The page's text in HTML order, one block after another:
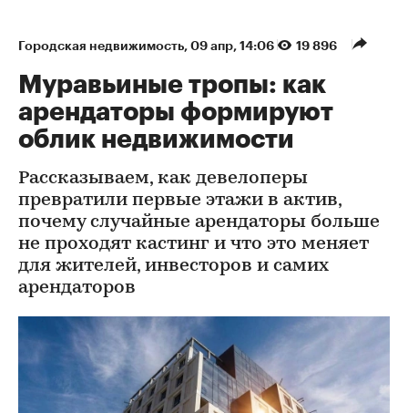
Городская недвижимость 09 апр, 14:06 19 896
Муравьиные тропы: как
арендаторы формируют
облик недвижимости
Рассказываем, как девелоперы
превратили первые этажи в актив,
почему случайные арендаторы больше
не проходят кастинг и что это меняет
для жителей, инвесторов и самих
арендаторов